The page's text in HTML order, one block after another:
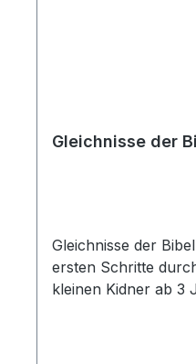
Gleichnisse der
ersten Schritte
kleinen Kidner ab 3